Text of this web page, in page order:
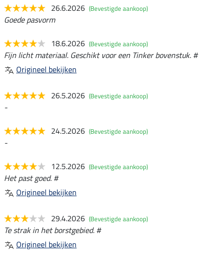
26.6.2026 (Bevestigde aankoop)
Goede pasvorm
18.6.2026 (Bevestigde aankoop)
Fijn licht materiaal. Geschikt voor een Tinker bovenstuk. #
Origineel bekijken
26.5.2026 (Bevestigde aankoop)
-
24.5.2026 (Bevestigde aankoop)
-
12.5.2026 (Bevestigde aankoop)
Het past goed. #
Origineel bekijken
29.4.2026 (Bevestigde aankoop)
Te strak in het borstgebied. #
Origineel bekijken